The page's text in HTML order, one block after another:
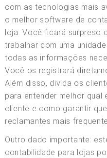
com as tecnologias mais
o melhor software de
loja. Você ficará surpreso
trabalhar com uma
todas as informações
Você os registrará
Além disso, divida os
para entender melhor
cliente e como garantir
reclamantes mais
Outro dado importante:
contabilidade para lojas